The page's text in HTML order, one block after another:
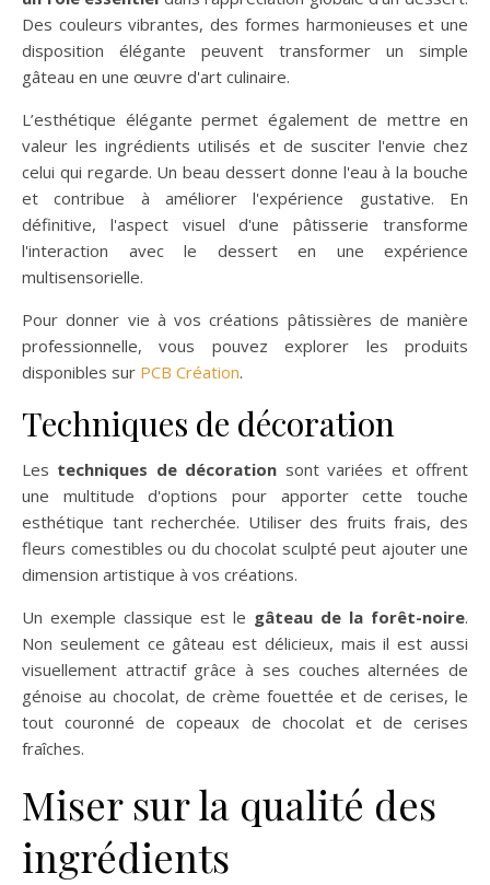
Des couleurs vibrantes, des formes harmonieuses et une
disposition élégante peuvent transformer un simple
gâteau en une œuvre d'art culinaire.
L’esthétique élégante permet également de mettre en
valeur les ingrédients utilisés et de susciter l'envie chez
celui qui regarde. Un beau dessert donne l'eau à la bouche
et contribue à améliorer l'expérience gustative. En
définitive, l'aspect visuel d'une pâtisserie transforme
l'interaction avec le dessert en une expérience
multisensorielle.
Pour donner vie à vos créations pâtissières de manière
professionnelle, vous pouvez explorer les produits
disponibles sur PCB Création.
Techniques de décoration
Les techniques de décoration sont variées et offrent
une multitude d'options pour apporter cette touche
esthétique tant recherchée. Utiliser des fruits frais, des
fleurs comestibles ou du chocolat sculpté peut ajouter une
dimension artistique à vos créations.
Un exemple classique est le gâteau de la forêt-noire.
Non seulement ce gâteau est délicieux, mais il est aussi
visuellement attractif grâce à ses couches alternées de
génoise au chocolat, de crème fouettée et de cerises, le
tout couronné de copeaux de chocolat et de cerises
fraîches.
Miser sur la qualité des
ingrédients